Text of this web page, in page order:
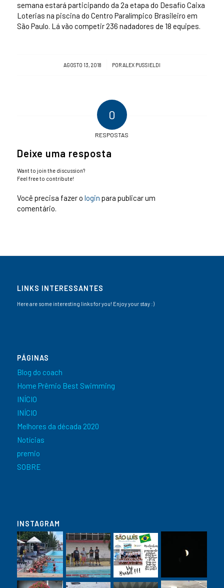
semana estará participando da 2a etapa do Desafio Caixa
Loterias na piscina do Centro Paralímpico Brasileiro em
São Paulo. Lá vão competir 236 nadadores de 18 equipes.
AGOSTO 13, 2018
/ PORALEX PUSSIELDI
0
RESPOSTAS
Deixe uma resposta
Want to join the discussion?
Feel free to contribute!
Você precisa fazer o login para publicar um
comentário.
LINKS INTERESSANTES
Here are some interesting links for you! Enjoy your stay :)
PÁGINAS
Blog do coach
Home Prêmio Best Swimming
INÍCIO
INÍCIO
Melhores da década 2020
Notícias
premio
SOBRE
INSTAGRAM